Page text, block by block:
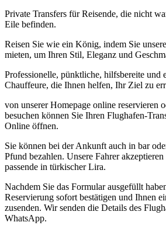
Private Transfers für Reisende, die nicht
Eile befinden.
Reisen Sie wie ein König, indem Sie
mieten, um Ihren Stil, Eleganz und
Professionelle, pünktliche, hilfsbereite und
Chauffeure, die Ihnen helfen, Ihr Ziel zu
von unserer Homepage online reservieren
besuchen können Sie Ihren Flughafen-
Online öffnen.
Sie können bei der Ankunft auch in bar
Pfund bezahlen. Unsere Fahrer
passende in türkischer Lira.
Nachdem Sie das Formular ausgefüllt
Reservierung sofort bestätigen und Ihnen
zusenden. Wir senden die Details des
WhatsApp.